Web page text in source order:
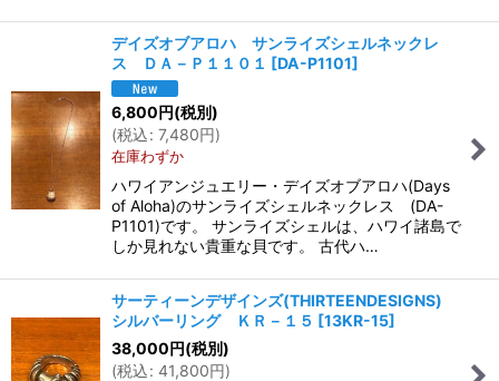
デイズオブアロハ サンライズシェルネックレ
ス ＤＡ－Ｐ１１０１ [DA-P1101]
6,800円(税別)
(税込: 7,480円)
在庫わずか
ハワイアンジュエリー・デイズオブアロハ(Days
of Aloha)のサンライズシェルネックレス (DA-
P1101)です。 サンライズシェルは、ハワイ諸島で
しか見れない貴重な貝です。 古代ハ…
サーティーンデザインズ(THIRTEENDESIGNS)
シルバーリング ＫＲ－１５ [13KR-15]
38,000円(税別)
(税込: 41,800円)